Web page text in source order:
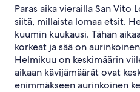
Paras aika vierailla San Vito
siitä, millaista lomaa etsit.
kuumin kuukausi. Tähän
korkeat ja sää on
Helmikuu on keskimäärin
aikaan kävijämäärät ovat
enimmäkseen aurinkoinen